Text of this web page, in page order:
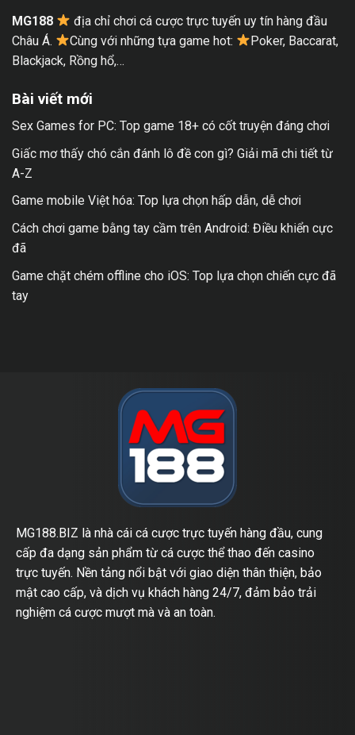
MG188
địa chỉ chơi cá cược trực tuyến uy tín hàng đầu
Châu Á.
Cùng với những tựa game hot:
Poker, Baccarat,
Blackjack, Rồng hổ,…
Bài viết mới
Sex Games for PC: Top game 18+ có cốt truyện đáng chơi
Giấc mơ thấy chó cắn đánh lô đề con gì? Giải mã chi tiết từ
A-Z
Game mobile Việt hóa: Top lựa chọn hấp dẫn, dễ chơi
Cách chơi game bằng tay cầm trên Android: Điều khiển cực
đã
Game chặt chém offline cho iOS: Top lựa chọn chiến cực đã
tay
MG188.BIZ là nhà cái cá cược trực tuyến hàng đầu, cung
cấp đa dạng sản phẩm từ cá cược thể thao đến casino
trực tuyến. Nền tảng nổi bật với giao diện thân thiện, bảo
mật cao cấp, và dịch vụ khách hàng 24/7, đảm bảo trải
nghiệm cá cược mượt mà và an toàn.